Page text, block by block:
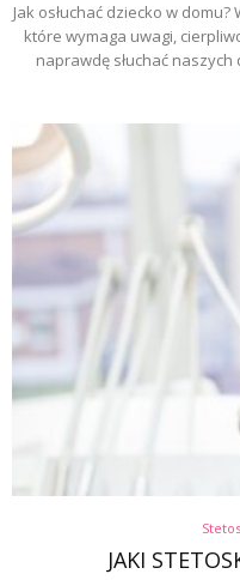
Jak osłuchać dziecko w
które wymaga uwagi,
naprawdę słuchać naszych
JAKI